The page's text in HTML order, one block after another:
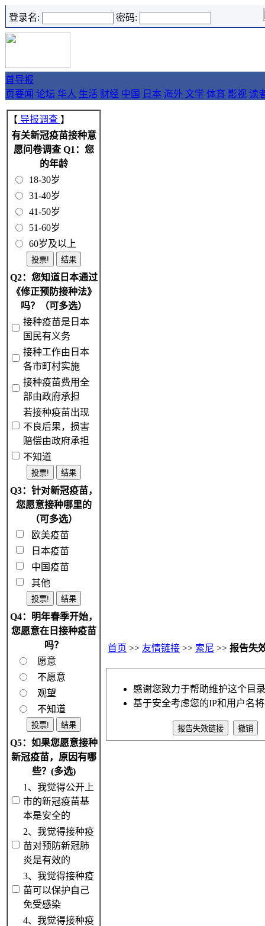
登录名: 密码:
首
页
导报
要闻 论坛 华人 生活 财经 中国 日本 海外 文学 体育 影视 读
【 导报调查 】
有关新冠疫苗接种意
愿问卷调查 Q1：您
的年龄
18-30岁
31-40岁
41-50岁
51-60岁
60岁及以上
Q2：您知道日本通过
《修正预防接种法》
吗？（可多选）
接种疫苗是日本
国民有义务
接种工作由日本
各市町村实施
接种疫苗费用全
部由政府承担
若接种疫苗出现
不良后果，损害
赔偿由政府承担
不知道
Q3：针对新冠疫苗，
您愿意接种哪里的
（可多选）
欧美疫苗
日本疫苗
中国疫苗
其他
Q4：明年春季开始，
您愿意在日接种疫苗
吗？
愿意
不愿意
观望
不知道
Q5：如果您愿意接种
新冠疫苗，原因有哪
些？(多选)
1、我觉得公开上
市的新冠疫苗基
本是安全的
2、我觉得接种疫
苗对预防新冠肺
炎是有效的
3、我觉得接种疫
苗可以保护自己
免受感染
4、我觉得接种疫
首页 >> 友情链接 >> 索尼 >> 报告失
感谢您致力于帮助维护这个目
基于安全考虑您的IP和用户名